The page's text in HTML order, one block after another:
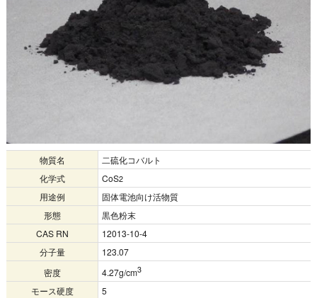
物質名
二硫化コバルト
化学式
CoS2
用途例
固体電池向け活物質
形態
黒色粉末
CAS RN
12013-10-4
分子量
123.07
密度
4.27g/cm3
モース硬度
5